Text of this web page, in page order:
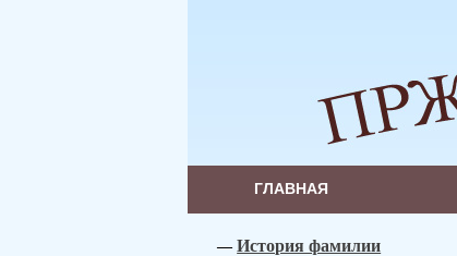
ГЛАВНАЯ
История фамилии